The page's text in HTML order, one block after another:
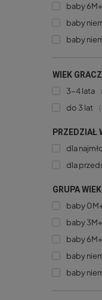
baby 6M+
baby
baby
WIEK
3-4 lata
do 3 lat
PRZEDZIAŁ
dla
dla
GRUPA
baby
baby 3M+
baby 6M+
baby
baby